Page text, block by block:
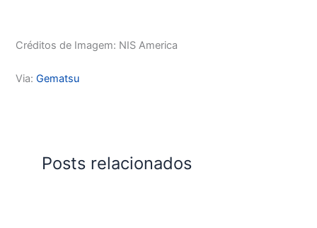
Créditos de Imagem: NIS America
Via:Gematsu
Posts relacionados